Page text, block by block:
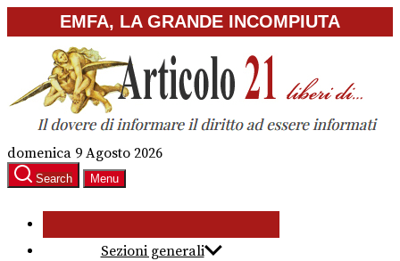
to
content
EMFA, LA GRANDE INCOMPIUTA
domenica 9 Agosto 2026
Search Menu
Sezioni generali